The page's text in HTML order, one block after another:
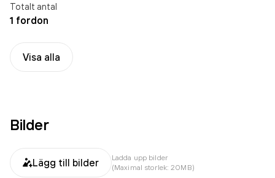
Totalt antal
1 fordon
Visa alla
Bilder
Lägg till bilder
Ladda upp bilder
(Maximal storlek: 20MB)